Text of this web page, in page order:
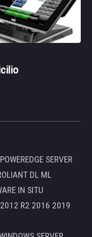
SERVER
DL ML
IN SITU
2012 R2 2016 2019